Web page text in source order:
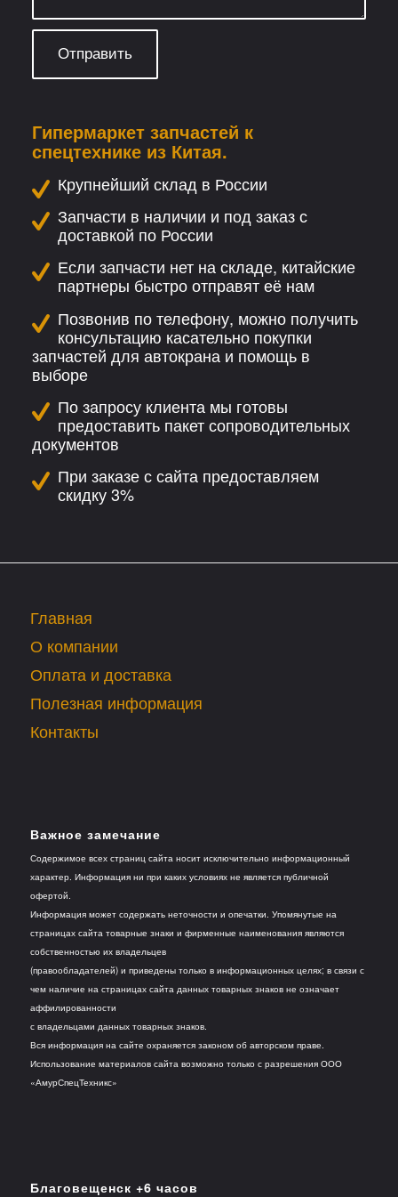
Гипермаркет запчастей к
спецтехнике из Китая.
Крупнейший склад в России
Запчасти в наличии и под заказ с
доставкой по России
Если запчасти нет на складе, китайские
партнеры быстро отправят её нам
Позвонив по телефону, можно получить
консультацию касательно покупки
запчастей для автокрана и помощь в
выборе
По запросу клиента мы готовы
предоставить пакет сопроводительных
документов
При заказе с сайта предоставляем
скидку 3%
Главная
О компании
Оплата и доставка
Полезная информация
Контакты
Важное замечание
Содержимое всех страниц сайта носит исключительно информационный
характер. Информация ни при каких условиях не является публичной
офертой.
Информация может содержать неточности и опечатки. Упомянутые на
страницах сайта товарные знаки и фирменные наименования являются
собственностью их владельцев
(правообладателей) и приведены только в информационных целях; в связи с
чем наличие на страницах сайта данных товарных знаков не означает
аффилированности
с владельцами данных товарных знаков.
Вся информация на сайте охраняется законом об авторском праве.
Использование материалов сайта возможно только с разрешения ООО
«АмурСпецТехникс»
Благовещенск +6 часов